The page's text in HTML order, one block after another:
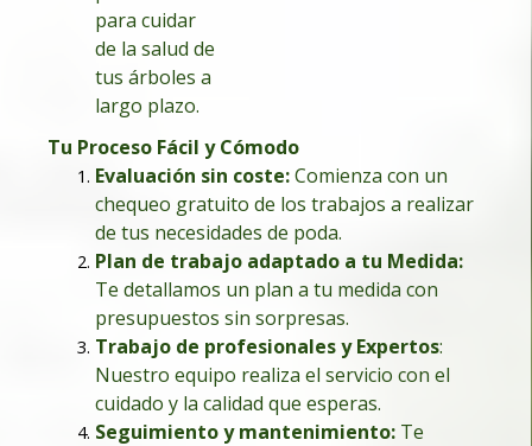
para cuidar
de la salud de
tus árboles a
largo plazo.
Tu Proceso Fácil y Cómodo
Evaluación sin coste:Comienza con un
chequeo gratuito de los trabajos a realizar
de tus necesidades de poda.
Plan de trabajo adaptado a tu Medida:
Te detallamos un plan a tu medida con
presupuestos sin sorpresas.
Trabajo de profesionales y Expertos:
Nuestro equipo realiza el servicio con el
cuidado y la calidad que esperas.
Seguimiento y mantenimiento: Te